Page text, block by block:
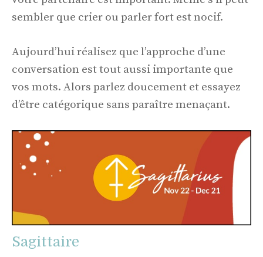
sembler que crier ou parler fort est nocif.
Aujourd’hui réalisez que l’approche d’une
conversation est tout aussi importante que
vos mots. Alors parlez doucement et essayez
d’être catégorique sans paraître menaçant.
Sagittaire